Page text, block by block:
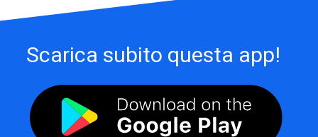
Scarica subito questa app!